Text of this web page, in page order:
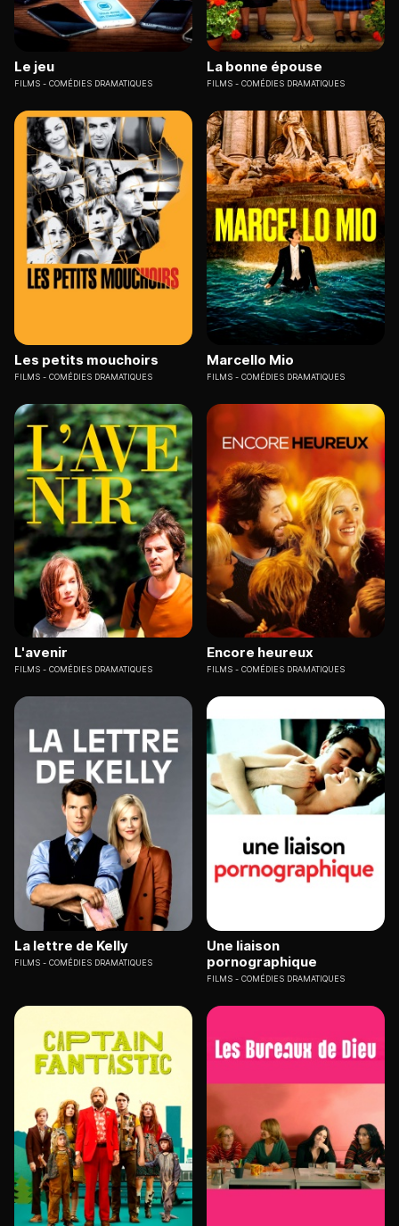
Le jeu
FILMS COMÉDIES DRAMATIQUES
La bonne épouse
FILMS COMÉDIES DRAMATIQUES
Les petits mouchoirs
FILMS COMÉDIES DRAMATIQUES
Marcello Mio
FILMS COMÉDIES DRAMATIQUES
L'avenir
FILMS COMÉDIES DRAMATIQUES
Encore heureux
FILMS COMÉDIES DRAMATIQUES
La lettre de Kelly
FILMS COMÉDIES DRAMATIQUES
Une liaison
pornographique
FILMS COMÉDIES DRAMATIQUES